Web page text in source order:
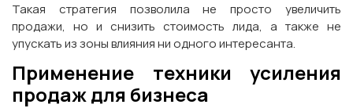
Такая стратегия позволила не просто увеличить
продажи, но и снизить стоимость лида, а также не
упускать из зоны влияния ни одного интересанта.
Применение техники усиления
продаж для бизнеса